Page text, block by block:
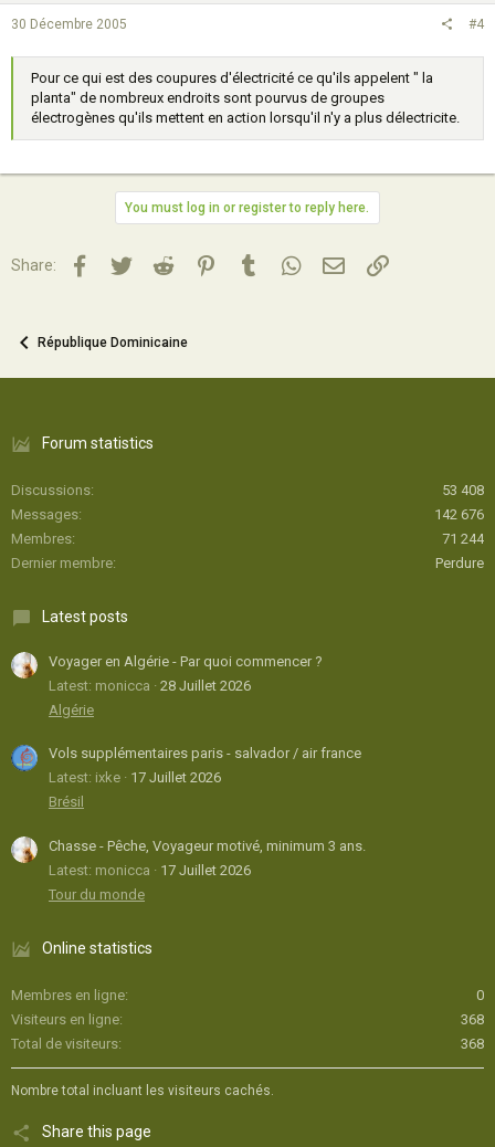
30 Décembre 2005 #4
Pour ce qui est des coupures d'électricité ce qu'ils appelent " la
planta" de nombreux endroits sont pourvus de groupes
électrogènes qu'ils mettent en action lorsqu'il n'y a plus délectricite.
You must log in or register to reply here.
Share: Facebook
TwitterReddit PinterestTumblrWhatsApp
Email Lien
République Dominicaine
Forum statistics
Discussions
53 408
Messages
142 676
Membres
71 244
Dernier membre
Perdure
Latest posts
Voyager en Algérie - Par quoi commencer ?
Latest: monicca
28 Juillet 2026
Algérie
Vols supplémentaires paris - salvador / air france
Latest: ixke
17 Juillet 2026
Brésil
Chasse - Pêche, Voyageur motivé, minimum 3 ans.
Latest: monicca
17 Juillet 2026
Tour du monde
Online statistics
Membres en ligne
0
Visiteurs en ligne
368
Total de visiteurs
368
Nombre total incluant les visiteurs cachés.
Share this page